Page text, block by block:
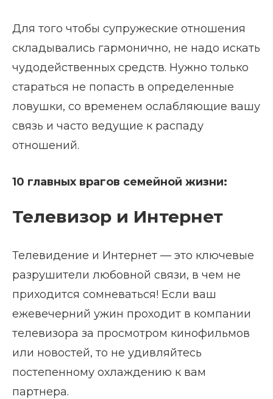
Для того чтобы супружеские отношения
складывались гармонично, не надо искать
чудодейственных средств. Нужно только
стараться не попасть в определенные
ловушки, со временем ослабляющие вашу
связь и часто ведущие к распаду
отношений.
10 главных врагов семейной жизни:
Телевизор и Интернет
Телевидение и Интернет — это ключевые
разрушители любовной связи, в чем не
приходится сомневаться! Если ваш
ежевечерний ужин проходит в компании
телевизора за просмотром кинофильмов
или новостей, то не удивляйтесь
постепенному охлаждению к вам
партнера.